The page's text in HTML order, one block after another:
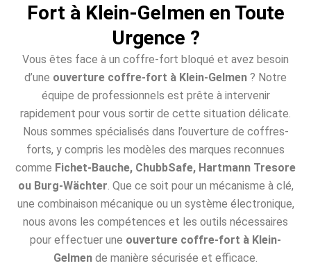
Fort à Klein-Gelmen en Toute
Urgence ?
Vous êtes face à un coffre-fort bloqué et avez besoin
d’une ouverture coffre-fort à Klein-Gelmen ? Notre
équipe de professionnels est prête à intervenir
rapidement pour vous sortir de cette situation délicate.
Nous sommes spécialisés dans l’ouverture de coffres-
forts, y compris les modèles des marques reconnues
comme Fichet-Bauche, ChubbSafe, Hartmann Tresore
ou Burg-Wächter . Que ce soit pour un mécanisme à clé,
une combinaison mécanique ou un système électronique,
nous avons les compétences et les outils nécessaires
pour effectuer une ouverture coffre-fort à Klein-
Gelmen de manière sécurisée et efficace.